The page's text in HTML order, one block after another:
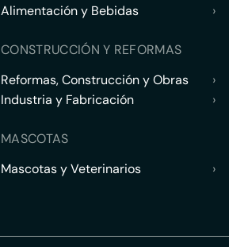
Alimentación y Bebidas
›
CONSTRUCCIÓN Y REFORMAS
Reformas, Construcción y Obras
›
Industria y Fabricación
›
MASCOTAS
Mascotas y Veterinarios
›